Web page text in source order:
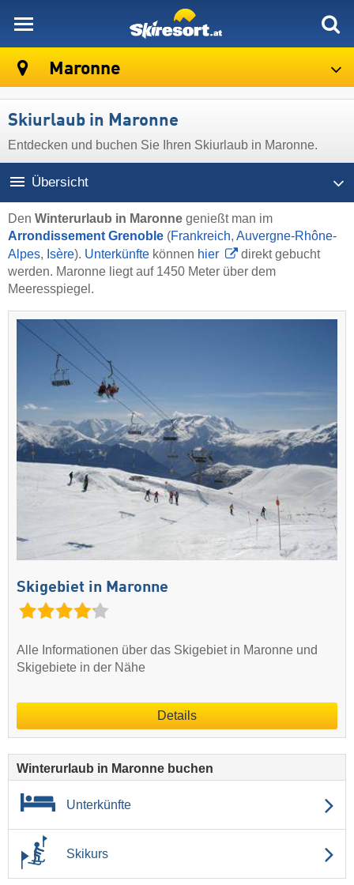
Maronne
Skiurlaub in Maronne
Entdecken und buchen Sie Ihren Skiurlaub in Maronne.
Übersicht
Den Winterurlaub in Maronne genießt man im
Arrondissement Grenoble (Frankreich, Auvergne-Rhône-
Alpes, Isère). Unterkünfte können hier
direkt gebucht
werden. Maronne liegt auf 1450 Meter über dem
Meeresspiegel.
Skigebiet in Maronne
Alle Informationen über das Skigebiet in Maronne und
Skigebiete in der Nähe
Details
Winterurlaub in Maronne buchen
Unterkünfte
Skikurs